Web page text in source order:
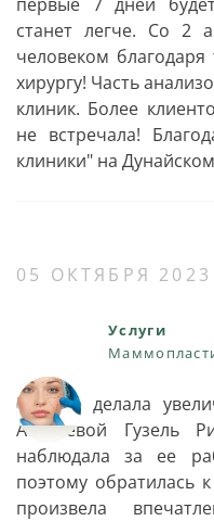
станет легче. Со 2
человеком
хирургу! Часть
клиник. Более
не встречала!
клиники" на
05 ОКТЯБРЯ 2023
Услуги
В июле делала
Абзалевой Гузель
наблюдала за ее
поэтому обратилась
произвела